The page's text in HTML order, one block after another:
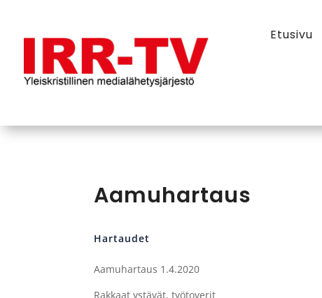
Etusivu
Aamuhartaus
Hartaudet
Aamuhartaus 1.4.2020
Rakkaat ystävät, työtoverit